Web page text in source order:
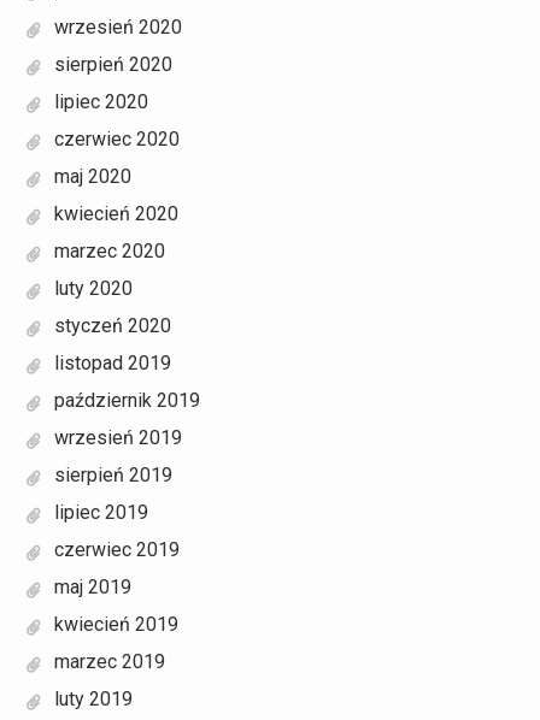
wrzesień 2020
sierpień 2020
lipiec 2020
czerwiec 2020
maj 2020
kwiecień 2020
marzec 2020
luty 2020
styczeń 2020
listopad 2019
październik 2019
wrzesień 2019
sierpień 2019
lipiec 2019
czerwiec 2019
maj 2019
kwiecień 2019
marzec 2019
luty 2019